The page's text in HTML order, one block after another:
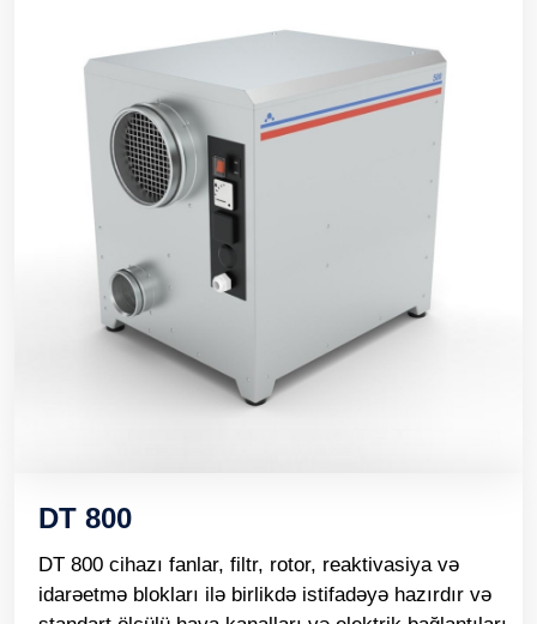
DT 800
DT 800 cihazı fanlar, filtr, rotor, reaktivasiya və
idarəetmə blokları ilə birlikdə istifadəyə hazırdır və